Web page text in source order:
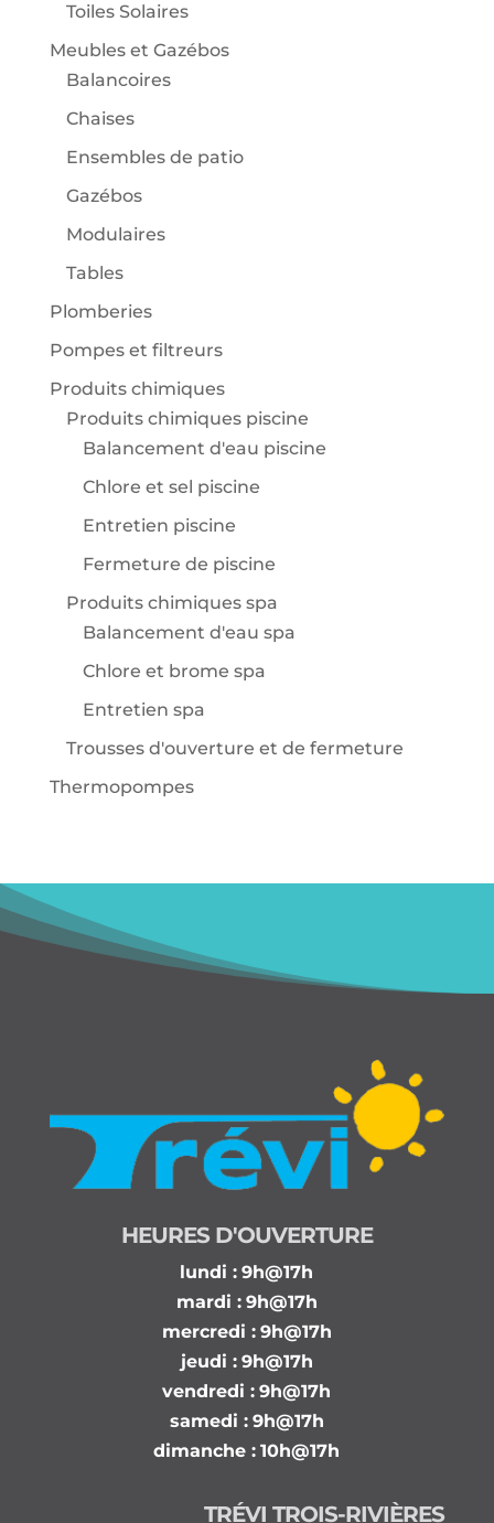
Toiles Solaires
Meubles et Gazébos
Balancoires
Chaises
Ensembles de patio
Gazébos
Modulaires
Tables
Plomberies
Pompes et filtreurs
Produits chimiques
Produits chimiques piscine
Balancement d'eau piscine
Chlore et sel piscine
Entretien piscine
Fermeture de piscine
Produits chimiques spa
Balancement d'eau spa
Chlore et brome spa
Entretien spa
Trousses d'ouverture et de fermeture
Thermopompes
HEURES D'OUVERTURE
lundi : 9h@17h
mardi : 9h@17h
mercredi : 9h@17h
jeudi : 9h@17h
vendredi : 9h@17h
samedi : 9h@17h
dimanche : 10h@17h
TRÉVI TROIS-RIVIÈRES